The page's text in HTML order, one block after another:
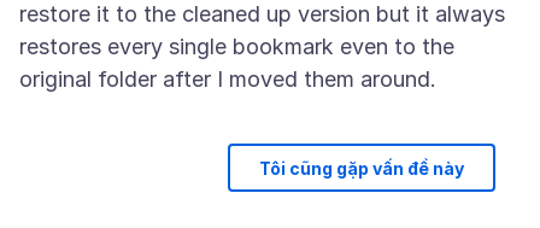
restore it to the cleaned up version but it always
restores every single bookmark even to the
Tôi cũng gặp vấn đề này